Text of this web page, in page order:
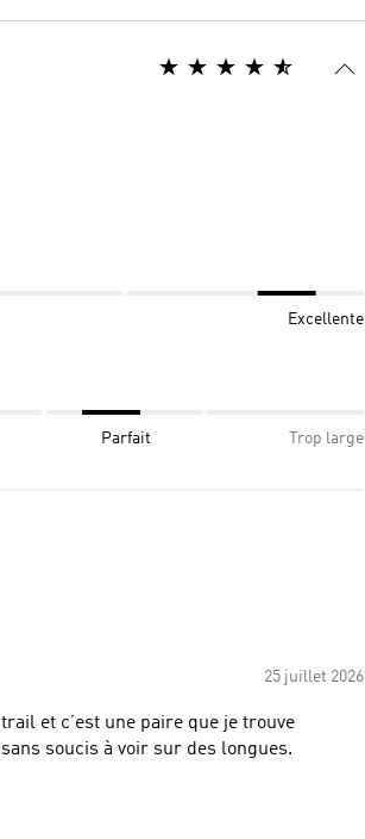
Excellente
Parfait Trop large
25 juillet 2026
soucis à voir sur des longues.